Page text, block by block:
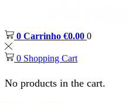
0 Carrinho €0.00 0
0 Shopping Cart
No products in the cart.